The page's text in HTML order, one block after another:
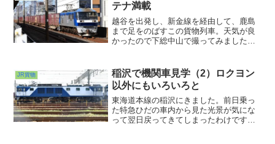
テナ満載
越谷を出発し、新金線を経由して、鹿島
まで足をのばすこの貨物列車。天気が良
かったので下総中山で撮ってみました。
と・・ラインなし下枠交差パンタの100番
台でした。
JR貨物
稲沢で機関車見学（2）ロクヨン
以外にもいろいろと
東海道本線の稲沢にきました。前日乗っ
た特急ひだの車内から見た光景が気にな
って翌日戻ってきてしまったわけです。